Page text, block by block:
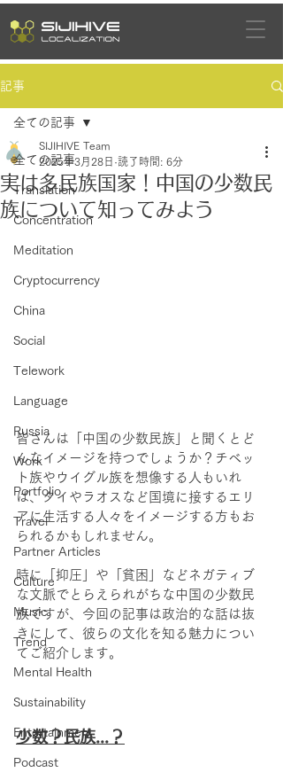
記事
全ての記事
Translation
Concentration
Meditation
Cryptocurrency
China
Social
Telework
Language
Russia
Work
Portfolio
Travel
Partner Articles
Culture
Music
Trend
Mental Health
Sustainability
Entertainment
Podcast
全ての記事
実は多民族国家！中国の少数民
族について知ってみよう
SIJIHIVE Team
2025年3月28日 読了時間: 6分
皆さんは「中国の少数民族」と聞くとど
んなイメージを持つでしょうか？チベッ
ト族やウイグル族を想像する人もいれ
ば、タイやラオスなど国境に接するエリ
アに生活する人々をイメージする方もお
られるかもしれません。
時に「抑圧」や「貧困」などネガティブ
な文脈でとらえられがちな中国の少数民
族ですが、今回の記事は政治的な話は抜
きにして、彼らの文化を知る魅力につい
てご紹介します。
少数？民族...？